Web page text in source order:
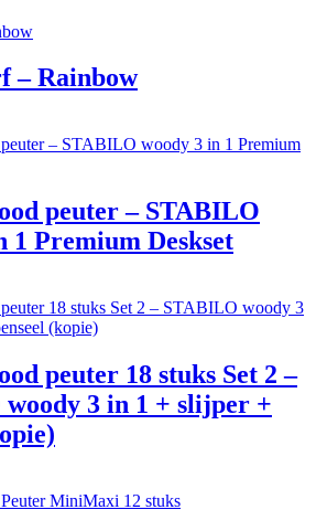
– Rainbow
peuter – STABILO
1 Premium Deskset
peuter 18 stuks Set 2 –
3 in 1 + slijper +